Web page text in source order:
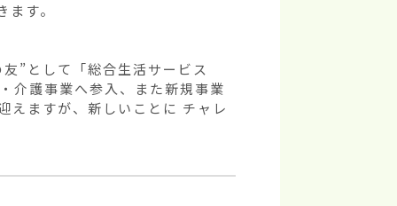
す。
”として「総合生活サービス
介護事業へ参入、また新規事業
えますが、新しいことに チャレ